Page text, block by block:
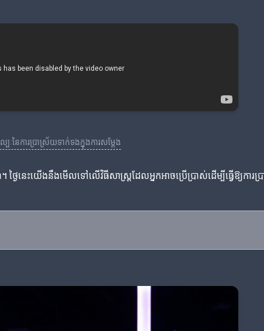
ៃការប្រាស្រ័យទាក់ទងក្នុងការសម្តែង
ងៃនេះយើងនឹងមើលទៅលើវិធីសាស្រ្តដែលអ្នកអាចប្រើប្រាស់ដើម្បីធ្វើឱ្យកា